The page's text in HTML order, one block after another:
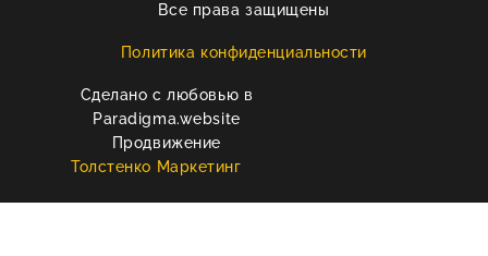
РЕКВИЗИТЫ
КОНТАКТЫ
Все права защищены
Политика конфиденциальности
Сделано с любовью в
Paradigma.website
Продвижение
Толстенко Маркетинг